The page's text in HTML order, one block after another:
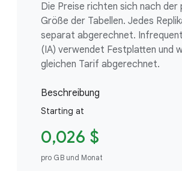
Die Preise richten sich nach der
Größe der Tabellen. Jedes
separat abgerechnet.
(IA) verwendet Festplatten und
gleichen Tarif abgerechnet.
Beschreibung
Starting at
0,026 $
pro GB und Monat